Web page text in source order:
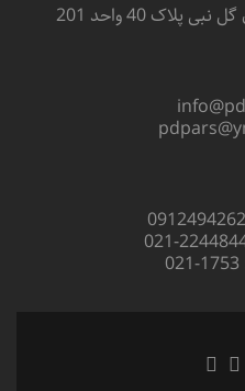
پلاک 40 واحد 201
لینکلینک